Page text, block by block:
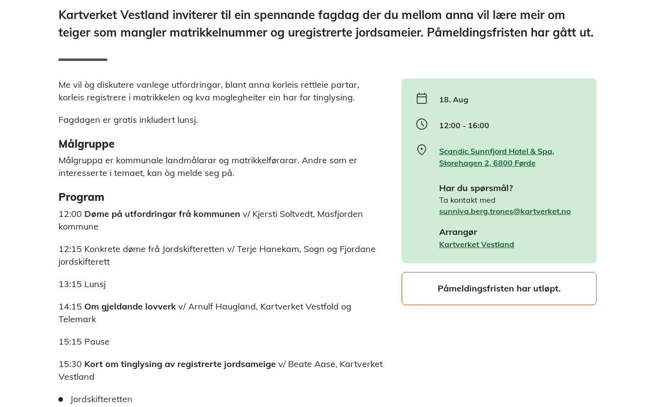
Kartverket Vestland inviterer til ein spennande fagdag der du mellom anna vil lære meir om
teiger som mangler matrikkelnummer og uregistrerte jordsameier. Påmeldingsfristen har gått ut.
calendar_today 18. Aug
schedule 12:00 - 16:00
location_on
Scandic Sunnfjord Hotel & Spa,
Storehagen 2, 6800 Førde
Har du spørsmål?
Ta kontakt med
sunniva.berg.trones@kartverket.no
Arrangør
Kartverket Vestland
Påmeldingsfristen har utløpt.
Me vil òg diskutere vanlege utfordringar, blant anna korleis rettleie partar,
korleis registrere i matrikkelen og kva moglegheiter ein har for tinglysing.
Fagdagen er gratis inkludert lunsj.
Målgruppe
Målgruppa er kommunale landmålarar og matrikkelførarar. Andre som er
interesserte i temaet, kan òg melde seg på.
Program
12:00 Døme på utfordringar frå kommunen v/ Kjersti Soltvedt, Masfjorden
kommune
12:15 Konkrete døme frå Jordskifteretten v/ Terje Hanekam, Sogn og Fjordane
jordskifterett
13:15 Lunsj
14:15 Om gjeldande lovverk v/ Arnulf Haugland, Kartverket Vestfold og
Telemark
15:15 Pause
15:30 Kort om tinglysing av registrerte jordsameige v/ Beate Aase, Kartverket
Vestland
Jordskifteretten